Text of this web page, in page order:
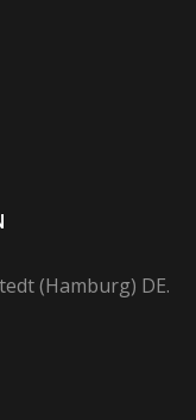
(Hamburg) DE.